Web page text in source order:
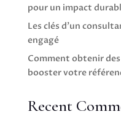
pour un impact
Les clés d’un
engagé
Comment obtenir
booster votre
Recent